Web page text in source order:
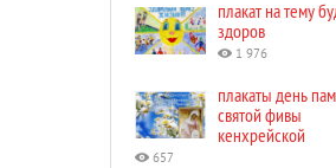
плакат на тему
здоров
1 976
плакаты день
святой фивы
кенхрейской
657